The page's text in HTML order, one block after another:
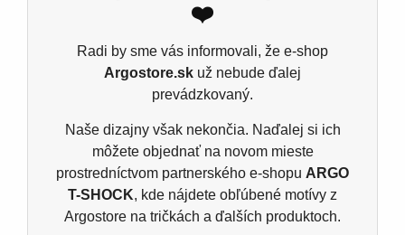
Ash: 99% bavlna, 1% viskóza, Šport grey: 85%
bavlna, 15% viskóza, single jers
Súvisiace produkty
❤️
Radi by sme vás informovali, že e-shop
Argostore.sk už nebude ďalej
prevádzkovaný.
Naše dizajny však nekončia. Naďalej si ich
môžete objednať na novom mieste
prostredníctvom partnerského e-shopu ARGO
T-SHOCK, kde nájdete obľúbené motívy z
Argostore na tričkách a ďalších produktoch.